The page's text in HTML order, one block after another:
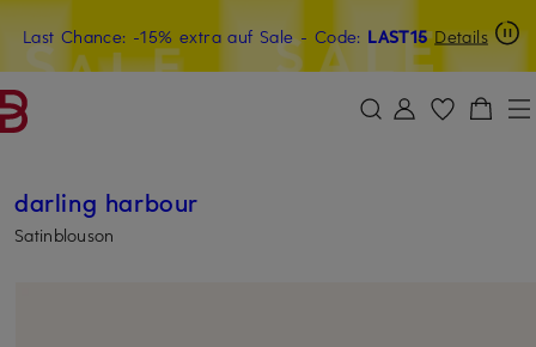
ZUM HAUPTINHALT ÜBERSPRINGEN ZUM SUCHFELD ÜBERSPRINGEN
Last Chance: -15% extra auf Sale- Code: LAST15 Details
20€-Willkommensgutschein mit Beyond sichern
darling harbour
Satinblouson